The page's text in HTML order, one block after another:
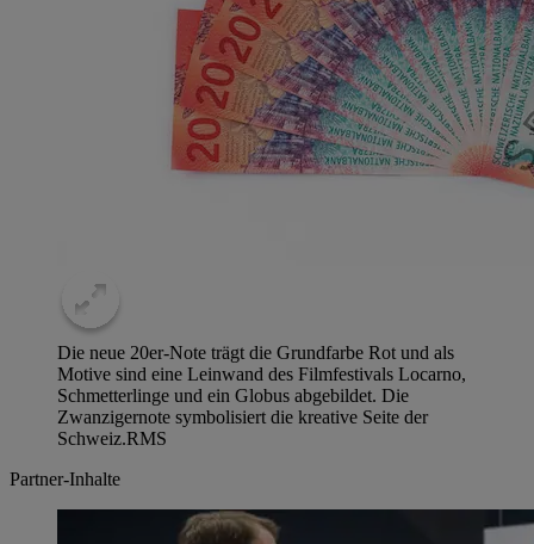
Die neue 20er-Note trägt die Grundfarbe Rot und als
Motive sind eine Leinwand des Filmfestivals Locarno,
Schmetterlinge und ein Globus abgebildet. Die
Zwanzigernote symbolisiert die kreative Seite der
Schweiz.RMS
Partner-Inhalte